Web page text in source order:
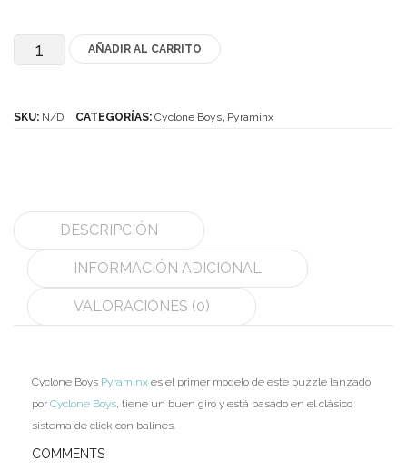
MoFangJiaoShi
Z-Stickers
Mods
Speedcubing
Cyclone AÑADIR AL CARRITO
SKU: N/D CATEGORÍAS: Cyclone Boys, Pyraminx
DESCRIPCIÓN
INFORMACIÓN ADICIONAL
VALORACIONES (0)
Cyclone Boys Pyraminx es el primer modelo de este puzzle lanzado
por Cyclone Boys, tiene un buen giro y está basado en el clásico
sistema de click con balines.
COMMENTS